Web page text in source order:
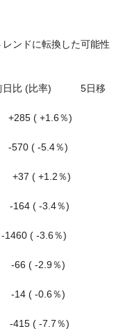
ンドに転換した可能性
(比率)　　　5日移
　　 +285 ( +1.6％)
　　 -570 ( -5.4％)
　　 +37 ( +1.2％)
　　 -164 ( -3.4％)
　 -1460 ( -3.6％)
　　 -66 ( -2.9％)
　　 -14 ( -0.6％)
　　 -415 ( -7.7％)